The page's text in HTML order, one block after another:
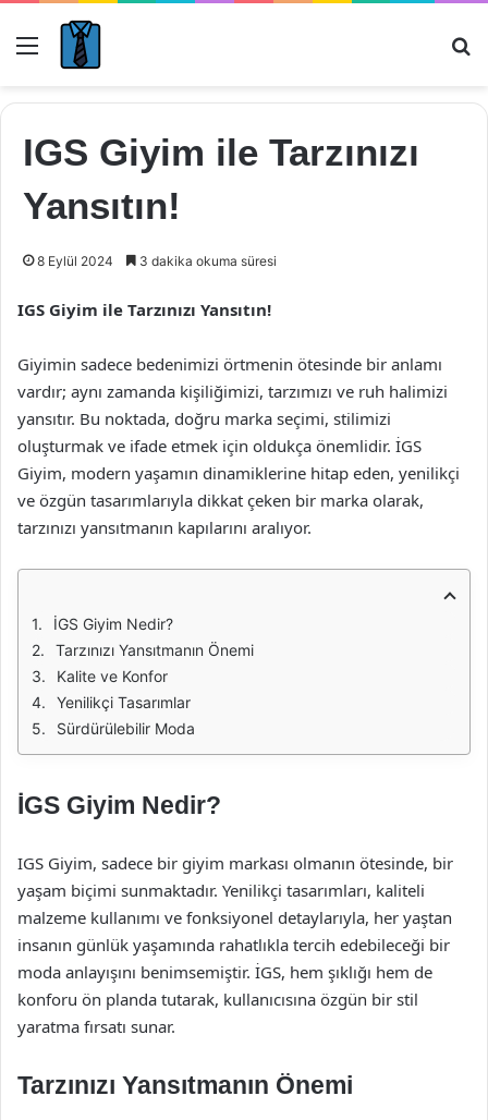
Menü
IGS Giyim ile Tarzınızı
Yansıtın!
8 Eylül 2024 3 dakika okuma süresi
IGS Giyim ile Tarzınızı Yansıtın!
Giyimin sadece bedenimizi örtmenin ötesinde bir anlamı
vardır; aynı zamanda kişiliğimizi, tarzımızı ve ruh halimizi
yansıtır. Bu noktada, doğru marka seçimi, stilimizi
oluşturmak ve ifade etmek için oldukça önemlidir. İGS
Giyim, modern yaşamın dinamiklerine hitap eden, yenilikçi
ve özgün tasarımlarıyla dikkat çeken bir marka olarak,
tarzınızı yansıtmanın kapılarını aralıyor.
İGS Giyim Nedir?
Tarzınızı Yansıtmanın Önemi
Kalite ve Konfor
Yenilikçi Tasarımlar
Sürdürülebilir Moda
İGS Giyim Nedir?
IGS Giyim, sadece bir giyim markası olmanın ötesinde, bir
yaşam biçimi sunmaktadır. Yenilikçi tasarımları, kaliteli
malzeme kullanımı ve fonksiyonel detaylarıyla, her yaştan
insanın günlük yaşamında rahatlıkla tercih edebileceği bir
moda anlayışını benimsemiştir. İGS, hem şıklığı hem de
konforu ön planda tutarak, kullanıcısına özgün bir stil
yaratma fırsatı sunar.
Tarzınızı Yansıtmanın Önemi